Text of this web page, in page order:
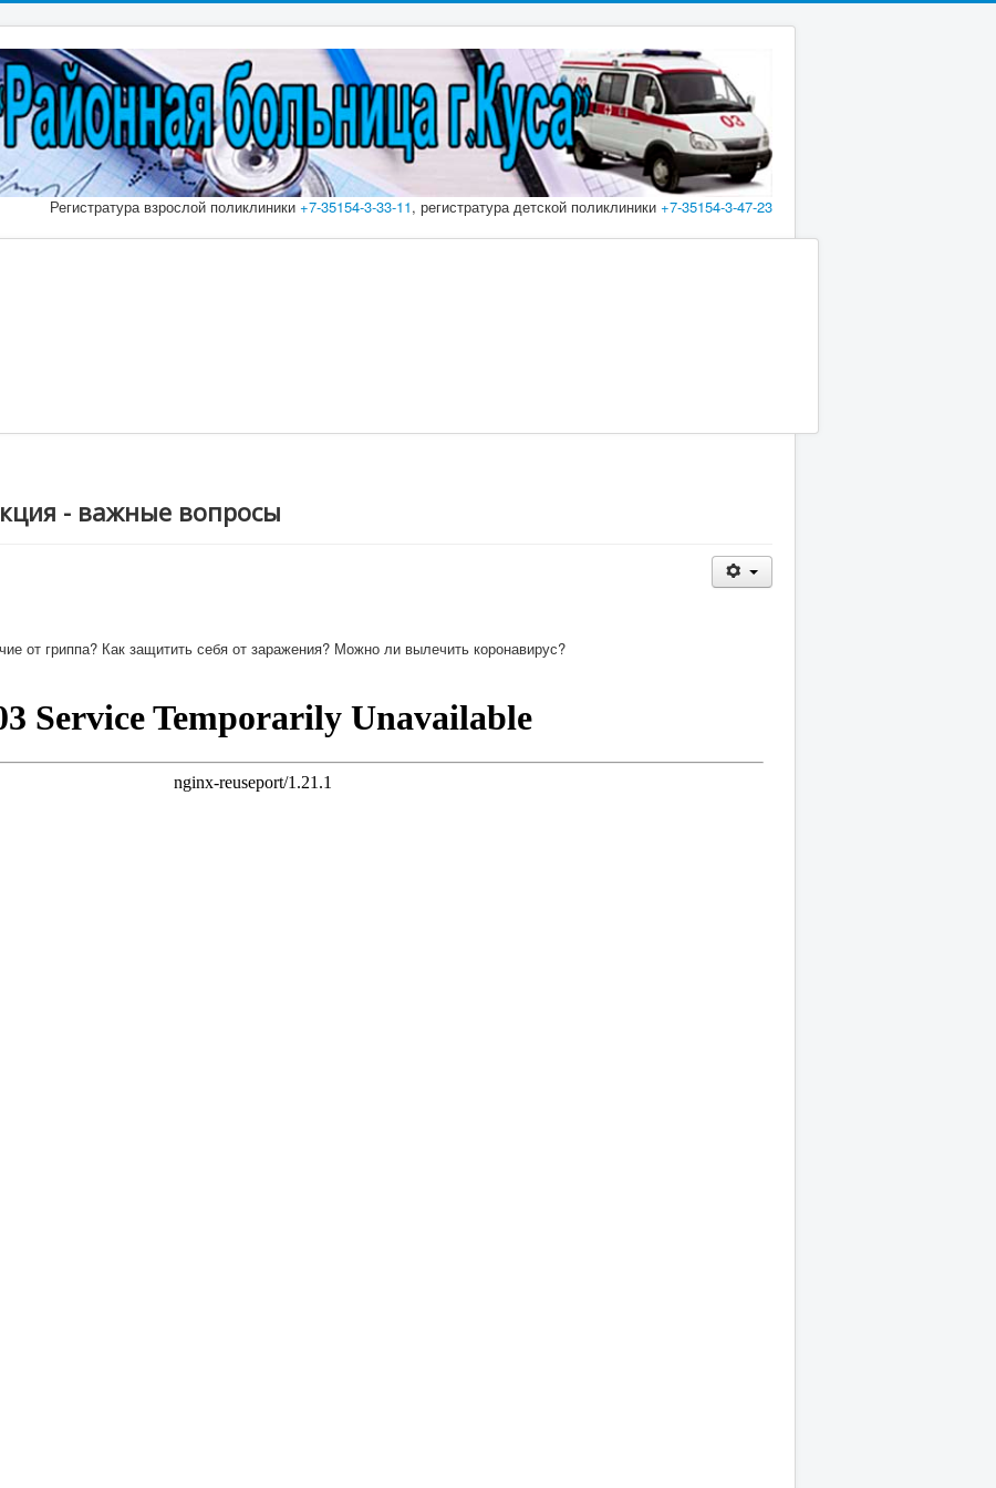
Регистратура взрослой поликлиники +7-35154-3-33-11, регистратура детской поликлиники +7-35154-3-47-23
- важные вопросы
от гриппа? Как защитить себя от заражения? Можно ли вылечить коронавирус?